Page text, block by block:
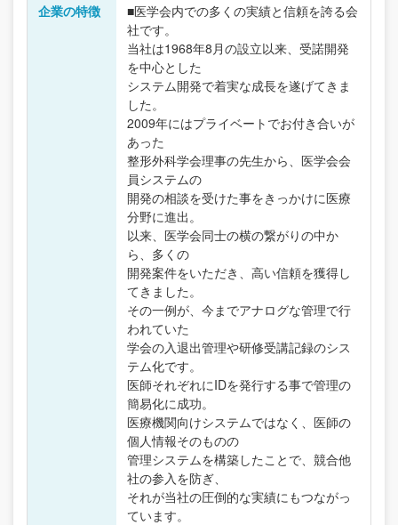
企業の特徴
■医学会内での多くの実績と信頼を誇る会
社です。
当社は1968年8月の設立以来、受諾開発
を中心とした
システム開発で着実な成長を遂げてきま
した。
2009年にはプライベートでお付き合いが
あった
整形外科学会理事の先生から、医学会会
員システムの
開発の相談を受けた事をきっかけに医療
分野に進出。
以来、医学会同士の横の繋がりの中か
ら、多くの
開発案件をいただき、高い信頼を獲得し
てきました。
その一例が、今までアナログな管理で行
われていた
学会の入退出管理や研修受講記録のシス
テム化です。
医師それぞれにIDを発行する事で管理の
簡易化に成功。
医療機関向けシステムではなく、医師の
個人情報そのものの
管理システムを構築したことで、競合他
社の参入を防ぎ、
それが当社の圧倒的な実績にもつながっ
ています。